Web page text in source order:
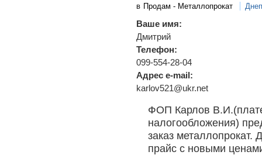
в Продам - Металлопрокат
Ваше имя:
Дмитрий
Телефон:
099-554-28-04
Адрес e-mail:
karlov521@ukr.net
ФОП Карлов
налогообложения)
заказ
прайс с новыми